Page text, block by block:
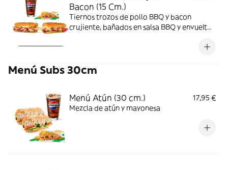
Bacon (15 Cm.)
Tiernos trozos de pollo BBQ y bacon
crujiente, bañados en salsa BBQ y envueltos
Menú Subs 30cm
Menú Atún (30 cm.)
17,95 €
Mezcla de atún y mayonesa